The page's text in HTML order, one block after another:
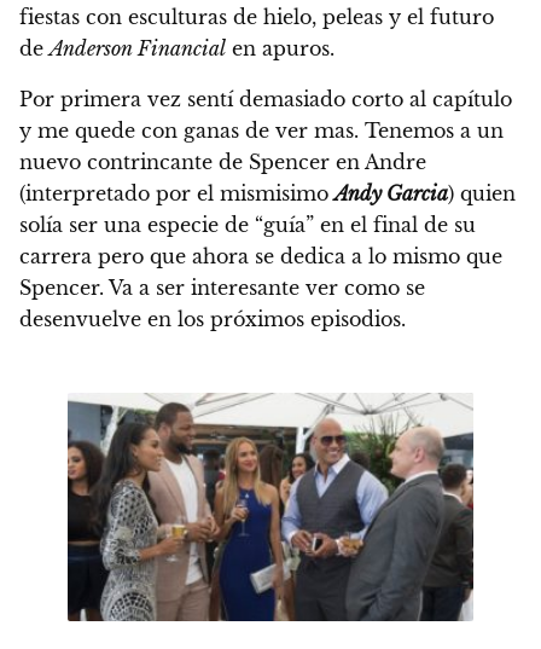
fiestas con esculturas de hielo, peleas y el futuro
deAnderson Financial en apuros.
Por primera vez sentí demasiado corto al capítulo
y me quede con ganas de ver mas. Tenemos a un
nuevo contrincante de Spencer en Andre
(interpretado por el mismisimoAndy Garcia) quien
solía ser una especie de “guía” en el final de su
carrera pero que ahora se dedica a lo mismo que
Spencer. Va a ser interesante ver como se
desenvuelve en los próximos episodios.